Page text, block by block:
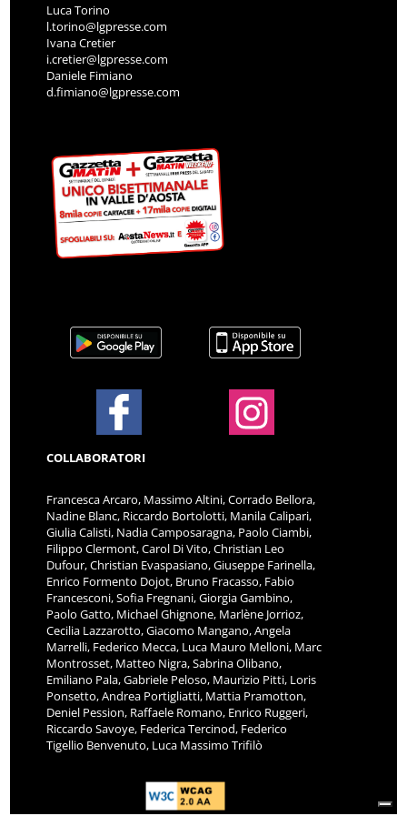
Luca Torino
l.torino@lgpresse.com
Ivana Cretier
i.cretier@lgpresse.com
Daniele Fimiano
d.fimiano@lgpresse.com
COLLABORATORI
Francesca Arcaro, Massimo Altini, Corrado Bellora,
Nadine Blanc, Riccardo Bortolotti, Manila Calipari,
Giulia Calisti, Nadia Camposaragna, Paolo Ciambi,
Filippo Clermont, Carol Di Vito, Christian Leo
Dufour, Christian Evaspasiano, Giuseppe Farinella,
Enrico Formento Dojot, Bruno Fracasso, Fabio
Francesconi, Sofia Fregnani, Giorgia Gambino,
Paolo Gatto, Michael Ghignone, Marlène Jorrioz,
Cecilia Lazzarotto, Giacomo Mangano, Angela
Marrelli, Federico Mecca, Luca Mauro Melloni, Marc
Montrosset, Matteo Nigra, Sabrina Olibano,
Emiliano Pala, Gabriele Peloso, Maurizio Pitti, Loris
Ponsetto, Andrea Portigliatti, Mattia Pramotton,
Deniel Pession, Raffaele Romano, Enrico Ruggeri,
Riccardo Savoye, Federica Tercinod, Federico
Tigellio Benvenuto, Luca Massimo Trifilò